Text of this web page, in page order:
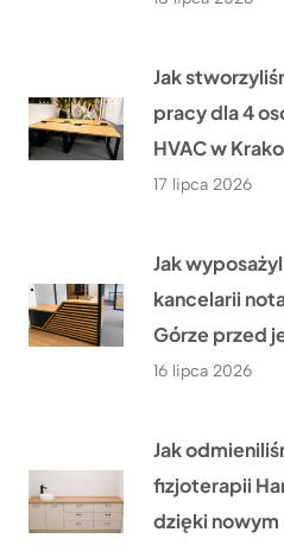
Jak
pracy dla 4
HVAC w
17 lipca 2026
Jak
kancelarii
Górze przed
16 lipca 2026
Jak
fizjoterapii
dzięki nowym